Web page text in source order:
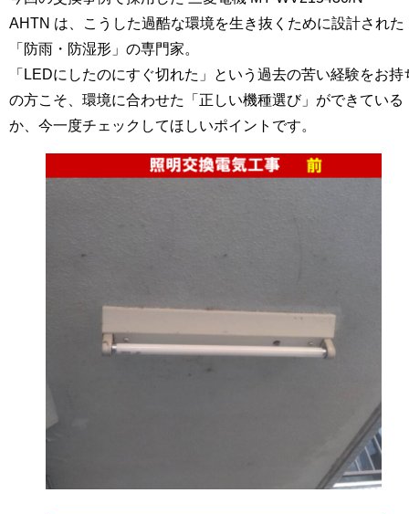
AHTN は、こうした過酷な環境を生き抜くために設計された
「防雨・防湿形」の専門家。
「LEDにしたのにすぐ切れた」という過去の苦い経験をお持
の方こそ、 環境に合わせた「正しい機種選び」 ができている
か、今一度チェックしてほしいポイントです。